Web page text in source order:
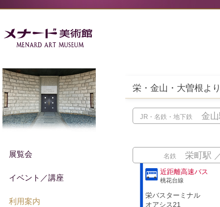
栄・金山・大曽根よ
JR・名鉄・地下鉄 金山
名鉄 栄町駅
近距離高速バス
桃花台線
栄バスターミナル
オアシス21
展覧会
イベント／講座
利用案内